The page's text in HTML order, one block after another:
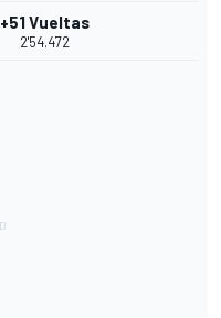
+51 Vueltas
2'54.472